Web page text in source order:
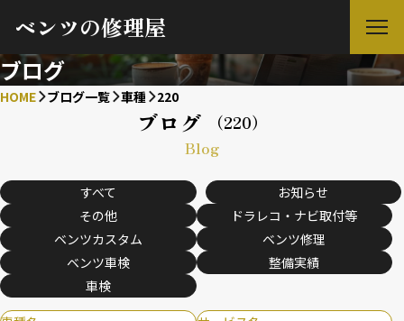
ベンツの修理屋
ブログ
HOME ブログ一覧 車種 220
ブログ （220）
Blog
すべて
お知らせ
その他
ドラレコ・ナビ取付等
ベンツカスタム
ベンツ修理
ベンツ車検
整備実績
車検